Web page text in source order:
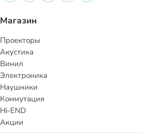
Магазин
Проекторы
Акустика
Винил
Электроника
Наушники
Коммутация
Hi-END
Акции